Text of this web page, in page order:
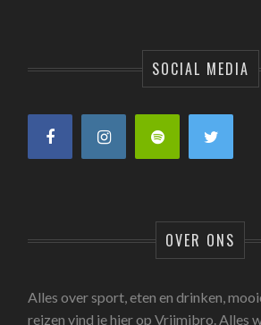
SOCIAL MEDIA
OVER ONS
Alles over sport, eten en drinken,
reizen vind je hier op Vrijmibro. Alles